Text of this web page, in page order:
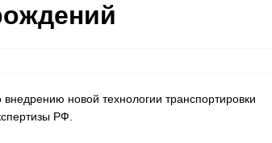
новой технологии транспортировки
РФ.